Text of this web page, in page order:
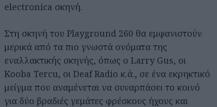
electronica σκηνή.
Στη σκηνή του Playground 260 θα εμφανιστούν
μερικά από τα πιο γνωστά ονόματα της
εναλλακτικής σκηνής, όπως ο Larry Gus, οι
Kooba Tercu, οι Deaf Radio κ.ά., σε ένα εκρηκτικό
μείγμα που αναμένεται να συναρπάσει το κοινό
για δύο βραδιές γεμάτες φρέσκους ήχους και